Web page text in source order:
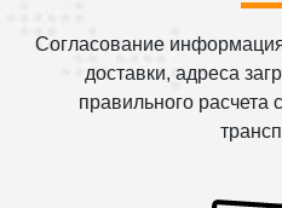
Согласование
доставки, адреса
правильного расчета